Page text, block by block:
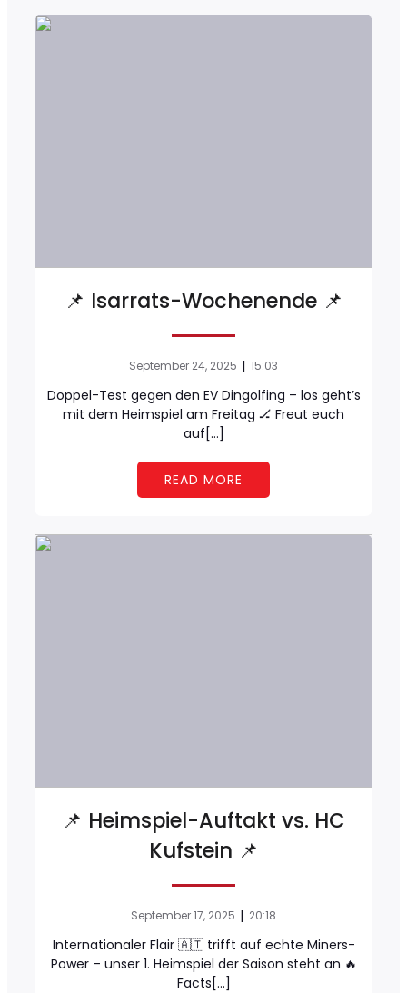
📌 Isarrats-Wochenende 📌
September 24, 2025 | 15:03
Doppel-Test gegen den EV Dingolfing – los geht’s
mit dem Heimspiel am Freitag 🏒 Freut euch
auf[…]
READ MORE
📌 Heimspiel-Auftakt vs. HC
Kufstein 📌
September 17, 2025 | 20:18
Internationaler Flair 🇦🇹 trifft auf echte Miners-
Power – unser 1. Heimspiel der Saison steht an 🔥
Facts[…]